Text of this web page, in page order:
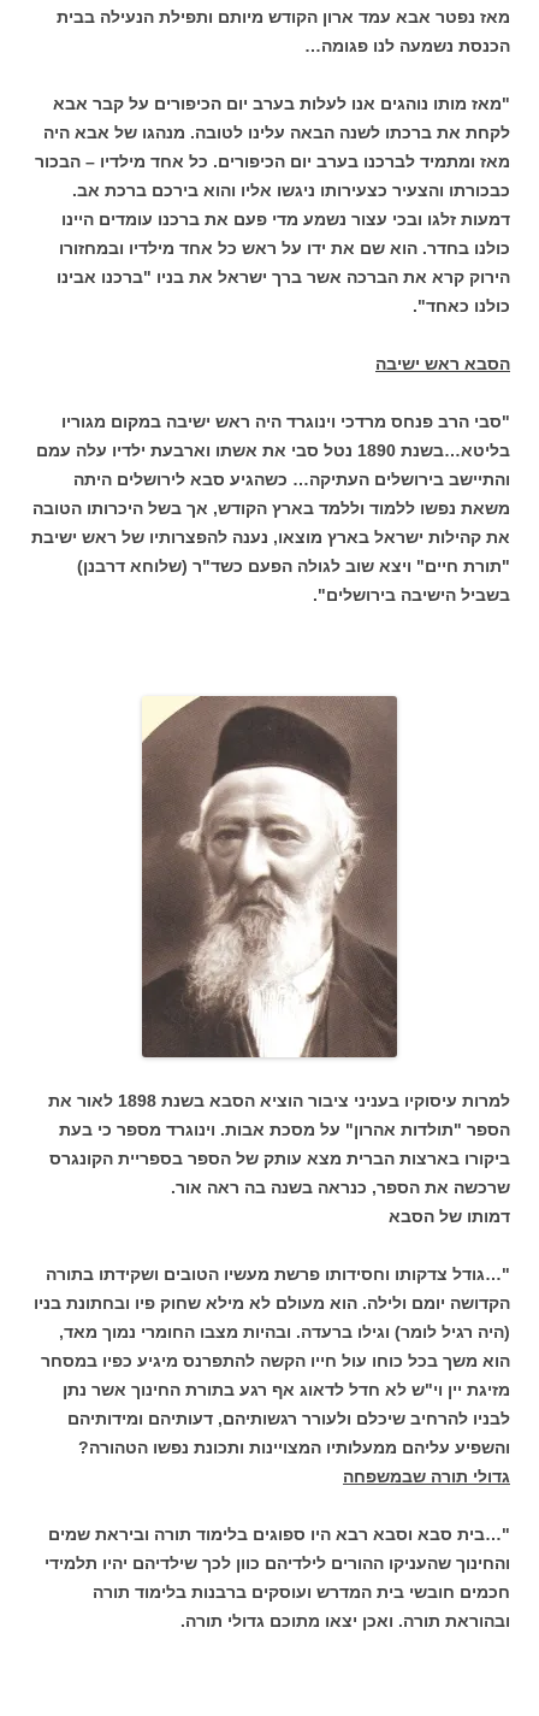
מאז נפטר אבא עמד ארון הקודש מיותם ותפילת הנעילה בבית
הכנסת נשמעה לנו פגומה…
"מאז מותו נוהגים אנו לעלות בערב יום הכיפורים על קבר אבא
לקחת את ברכתו לשנה הבאה עלינו לטובה. מנהגו של אבא היה
מאז ומתמיד לברכנו בערב יום הכיפורים. כל אחד מילדיו – הבכור
כבכורתו והצעיר כצעירותו ניגשו אליו והוא בירכם ברכת אב.
דמעות זלגו ובכי עצור נשמע מדי פעם את ברכנו עומדים היינו
כולנו בחדר. הוא שם את ידו על ראש כל אחד מילדיו ובמחזורו
הירוק קרא את הברכה אשר ברך ישראל את בניו "ברכנו אבינו
כולנו כאחד".
הסבא ראש ישיבה
"סבי הרב פנחס מרדכי וינוגרד היה ראש ישיבה במקום מגוריו
בליטא…בשנת 1890 נטל סבי את אשתו וארבעת ילדיו עלה עמם
והתיישב בירושלים העתיקה… כשהגיע סבא לירושלים היתה
משאת נפשו ללמוד וללמד בארץ הקודש, אך בשל היכרותו הטובה
את קהילות ישראל בארץ מוצאו, נענה להפצרותיו של ראש ישיבת
"תורת חיים" ויצא שוב לגולה הפעם כשד"ר (שלוחא דרבנן)
בשביל הישיבה בירושלים".
למרות עיסוקיו בעניני ציבור הוציא הסבא בשנת 1898 לאור את
הספר "תולדות אהרון" על מסכת אבות. וינוגרד מספר כי בעת
ביקורו בארצות הברית מצא עותק של הספר בספריית הקונגרס
שרכשה את הספר, כנראה בשנה בה ראה אור.
דמותו של הסבא
"…גודל צדקותו וחסידותו פרשת מעשיו הטובים ושקידתו בתורה
הקדושה יומם ולילה. הוא מעולם לא מילא שחוק פיו ובחתונת בניו
(היה רגיל לומר) וגילו ברעדה. ובהיות מצבו החומרי נמוך מאד,
הוא משך בכל כוחו עול חייו הקשה להתפרנס מיגיע כפיו במסחר
מזיגת יין וי"ש לא חדל לדאוג אף רגע בתורת החינוך אשר נתן
לבניו להרחיב שיכלם ולעורר רגשותיהם, דעותיהם ומידותיהם
והשפיע עליהם ממעלותיו המצויינות ותכונת נפשו הטהורה?
גדולי תורה שבמשפחה
"…בית סבא וסבא רבא היו ספוגים בלימוד תורה וביראת שמים
והחינוך שהעניקו ההורים לילדיהם כוון לכך שילדיהם יהיו תלמידי
חכמים חובשי בית המדרש ועוסקים ברבנות בלימוד תורה
ובהוראת תורה. ואכן יצאו מתוכם גדולי תורה.